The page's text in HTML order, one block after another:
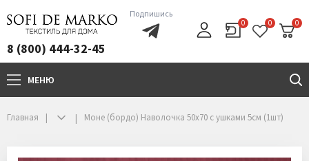
8 (800) 444-32-45
Подпишись
0 0 0
МЕНЮ
Главная Моне (бордо) Наволочка 50х70 с ушками 5см (1шт)